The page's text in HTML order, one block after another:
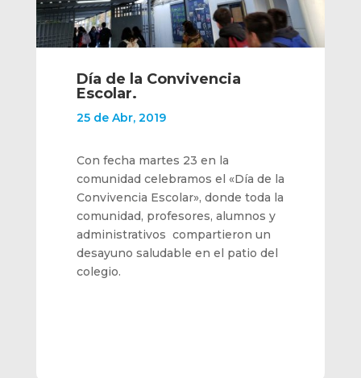
Día de la Convivencia
Escolar.
25 de Abr, 2019
Con fecha martes 23 en la
comunidad celebramos el «Día de la
Convivencia Escolar», donde toda la
comunidad, profesores, alumnos y
administrativos compartieron un
desayuno saludable en el patio del
colegio.